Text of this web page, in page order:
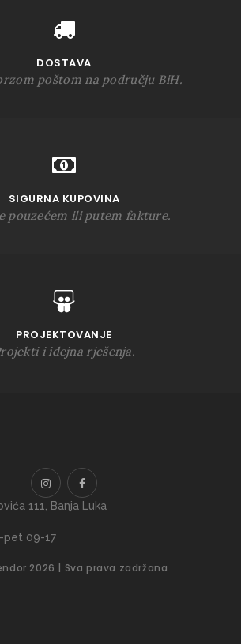
DOSTAVA
poštom na području BiH.
SIGURNA KUPOVINA
pouzećem ili putem fakture.
PROJEKTOVANJE
i idejna rješenja.
111, Banja Luka
pet 09-17
2026 | Sva prava zadržana